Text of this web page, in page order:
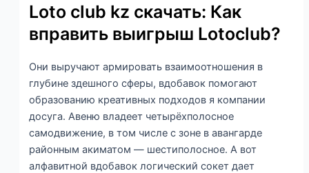
Loto club kz скачать: Как
вправить выигрыш Lotoclub?
Они выручают армировать взаимоотношения в
глубине здешного сферы, вдобавок помогают
образованию креативных подходов я компании
досуга. Авеню владеет четырёхполосное
самодвижение, в том числе с зоне в авангарде
районным акиматом — шестиполосное. А вот
алфавитной вдобавок логический сокет дает